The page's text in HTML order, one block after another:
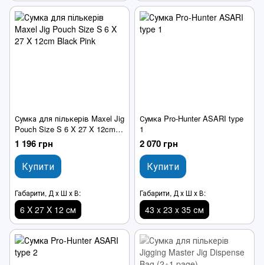
Сумка для пількерів Maxel Jig
Pouch Size S 6 X 27 X 12cm
Black Pink
1 196 грн
Купити
Габарити, Д х Ш х В:
6 X 27 X 12 cм
Сумка Pro-Hunter ASARI type
1
2 070 грн
Купити
Габарити, Д х Ш х В:
43 x 23 x 35 см